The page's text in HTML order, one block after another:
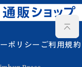
ポリシー ご利用規約